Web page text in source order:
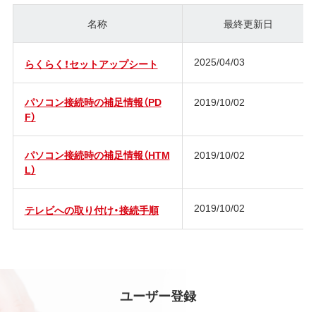
名称 最終更新日
らくらく！セットアップシート 2025/04/03
パソコン接続時の補足情報（PD
F）
2019/10/02
パソコン接続時の補足情報（HTM
L）
2019/10/02
テレビへの取り付け・接続手順 2019/10/02
ユーザー登録